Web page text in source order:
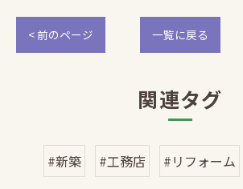
< 前のページ 一覧に戻る
関連タグ
#新築 #工務店 #リフォーム